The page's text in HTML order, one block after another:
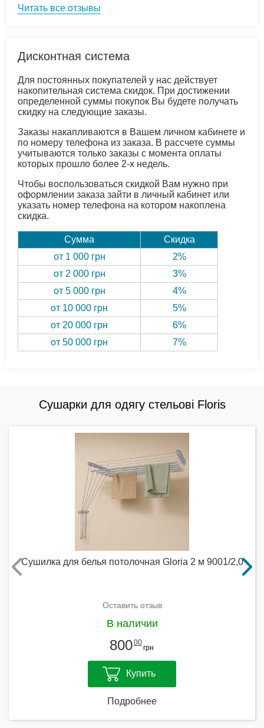
Читать все отзывы
Дисконтная система
Для постоянных покупателей у нас действует
накопительная система скидок. При достижении
определенной суммы покупок Вы будете получать
скидку на следующие заказы.
Заказы накапливаются в Вашем личном кабинете и
по номеру телефона из заказа. В рассчете суммы
учитываются только заказы с момента оплаты
которых прошло более 2-х недель.
Чтобы воспользоваться скидкой Вам нужно при
оформлении заказа зайти в личный кабинет или
указать номер телефона на котором накоплена
скидка.
Сумма
Скидка
от 1 000 грн
2%
от 2 000 грн
3%
от 5 000 грн
4%
от 10 000 грн
5%
от 20 000 грн
6%
от 50 000 грн
7%
Сушарки для одягу стельові Floris
Сушилка для белья потолочная Gloria 2 м 9001/2,0
Оставить отзыв
В наличии
80000
грн
Купить
Подробнее